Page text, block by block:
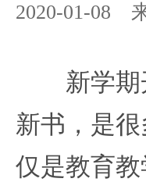
2020-01-08
新学期开
新书，是
仅是教育